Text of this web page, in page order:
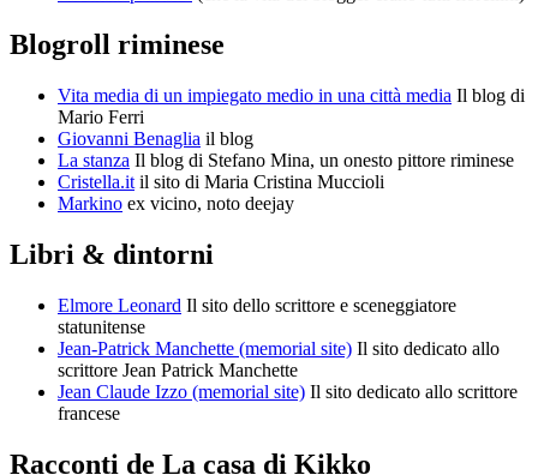
Blogroll riminese
Vita media di un impiegato medio in una città media Il blog di
Mario Ferri
Giovanni Benaglia il blog
La stanza Il blog di Stefano Mina, un onesto pittore riminese
Cristella.it il sito di Maria Cristina Muccioli
Markino ex vicino, noto deejay
Libri & dintorni
Elmore Leonard Il sito dello scrittore e sceneggiatore
statunitense
Jean-Patrick Manchette (memorial site) Il sito dedicato allo
scrittore Jean Patrick Manchette
Jean Claude Izzo (memorial site) Il sito dedicato allo scrittore
francese
Racconti de La casa di Kikko